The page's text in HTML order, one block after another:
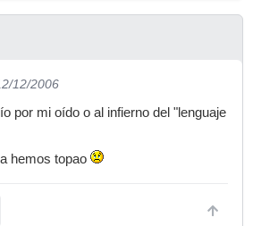
12/2006
por mi oído o al infierno del "lenguaje
hemos topao